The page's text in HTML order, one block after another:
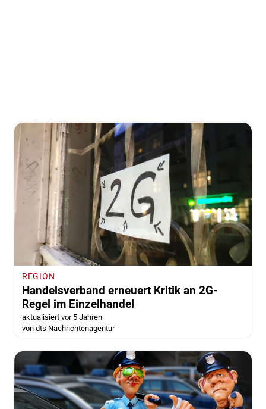
REGION
Handelsverband erneuert Kritik an 2G-
Regel im Einzelhandel
aktualisiert vor 5 Jahren
von dts Nachrichtenagentur